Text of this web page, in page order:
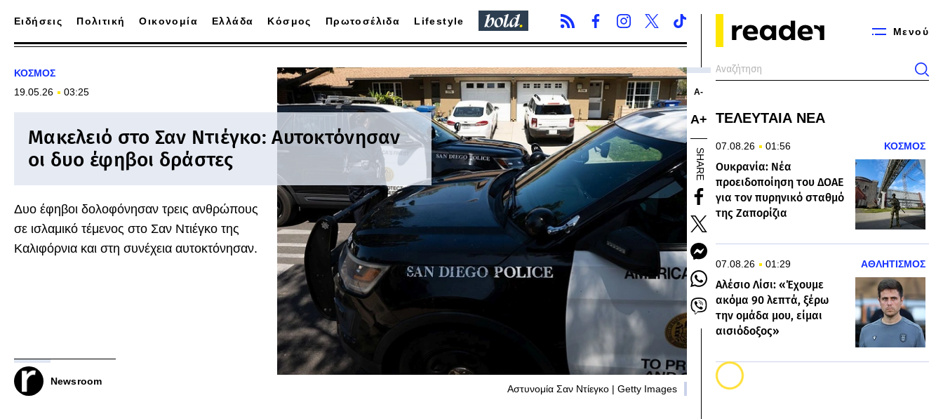
Μενού
Ειδήσεις Πολιτική Οικονομία Ελλάδα Κόσμος Πρωτοσέλιδα Lifestyle
ΚΟΣΜΟΣ
19.05.26
03:25
Μακελειό στο Σαν Ντιέγκο: Αυτοκτόνησαν
οι δυο έφηβοι δράστες
Δυο έφηβοι δολοφόνησαν τρεις ανθρώπους
σε ισλαμικό τέμενος στο Σαν Ντιέγκο της
Καλιφόρνια και στη συνέχεια αυτοκτόνησαν.
Newsroom
Αστυνομία Σαν Ντίεγκο | Getty Images
Α-
Α+
SHARE
ΤΕΛΕΥΤΑΙΑ ΝΕΑ
07.08.26 01:56 ΚΟΣΜΟΣ
Ουκρανία: Νέα
προειδοποίηση του ΔΟΑΕ
για τον πυρηνικό σταθμό
της Ζαπορίζια
07.08.26 01:29 ΑΘΛΗΤΙΣΜΟΣ
Αλέσιο Λίσι: «Έχουμε
ακόμα 90 λεπτά, ξέρω
την ομάδα μου, είμαι
αισιόδοξος»